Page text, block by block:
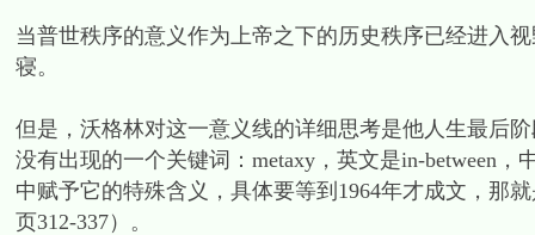
当普世秩序的意义作为上帝之下的历史秩序已经进入
寝。
但是，沃格林对这一意义线的详细思考是他人生最后
没有出现的一个关键词：metaxy，英文是in-between
中赋予它的特殊含义，具体要等到1964年才成文，那
页312-337）。